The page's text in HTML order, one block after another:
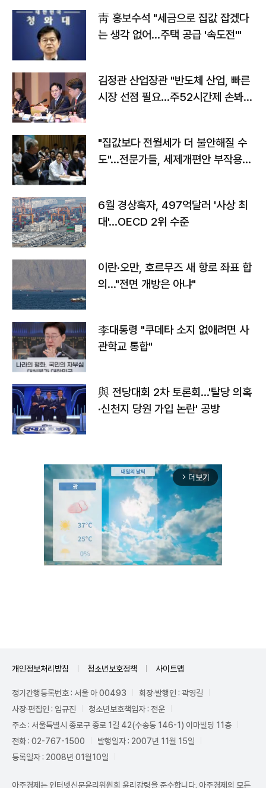
靑 홍보수석 "세금으로 집값 잡겠다
는 생각 없어…주택 공급 '속도전'"
김정관 산업장관 "반도체 산업, 빠른
시장 선점 필요…주52시간제 손봐
"집값보다 전월세가 더 불안해질 수
도"…전문가들, 세제개편안 부작용
6월 경상흑자, 497억달러 '사상 최
대'…OECD 2위 수준
이란·오만, 호르무즈 새 항로 좌표 합
의…"전면 개방은 아냐"
李대통령 "쿠데타 소지 없애려면 사
관학교 통합"
與 전당대회 2차 토론회…'탈당 의혹
·신천지 당원 가입 논란' 공방
arrow_forward_ios 더보기
개인정보처리방침 청소년보호정책 사이트맵
정기간행등록번호 : 서울 아 00493
회장·발행인 : 곽영길
사장·편집인 : 임규진
청소년보호책임자 : 전운
주소 : 서울특별시 종로구 종로 1길 42(수송동 146-1) 이마빌딩 11층
전화 : 02-767-1500
발행일자 : 2007년 11월 15일
등록일자 : 2008년 01월10일
아주경제는 인터넷신문윤리위원회 윤리강령을 준수합니다. 아주경제의 모든